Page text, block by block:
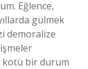
Eğlence,
gülmek
demoralize
kötü bir durum